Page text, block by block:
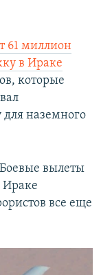
61 миллион
в Ираке
которые
для наземного
вылеты
Ираке
все еще